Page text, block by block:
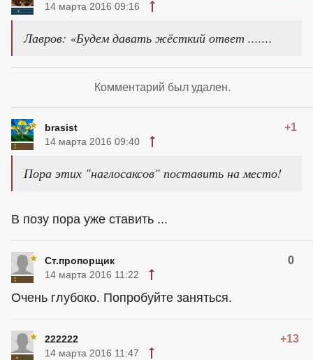
14 марта 2016 09:16
Лавров: «Будем давать жёсткий ответ .......
Комментарий был удален.
brasist +1
14 марта 2016 09:40
Пора этих "наглосаксов" поставить на место!
В позу пора уже ставить ...
Ст.пропорщик 0
14 марта 2016 11:22
Очень глубоко. Попробуйте заняться.
222222 +13
14 марта 2016 11:47